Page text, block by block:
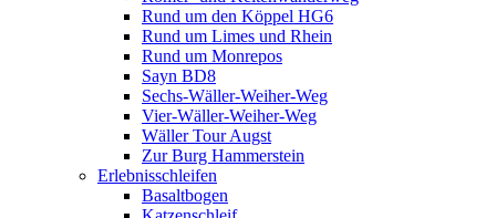
Rund um den Köppel HG6
Rund um Limes und Rhein
Rund um Monrepos
Sayn BD8
Sechs-Wäller-Weiher-Weg
Vier-Wäller-Weiher-Weg
Wäller Tour Augst
Zur Burg Hammerstein
Erlebnisschleifen
Basaltbogen